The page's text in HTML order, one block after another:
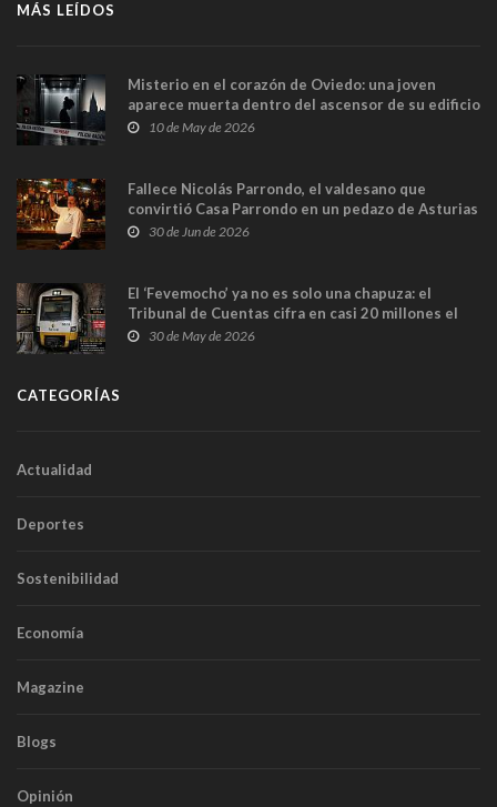
MÁS LEÍDOS
Misterio en el corazón de Oviedo: una joven
aparece muerta dentro del ascensor de su edificio
y las cámaras captan sus últimos minutos
10 de May de 2026
Fallece Nicolás Parrondo, el valdesano que
convirtió Casa Parrondo en un pedazo de Asturias
en Madrid
30 de Jun de 2026
El ‘Fevemocho’ ya no es solo una chapuza: el
Tribunal de Cuentas cifra en casi 20 millones el
sobrecoste de los trenes que no cabían por los
30 de May de 2026
CATEGORÍAS
Actualidad
Deportes
Sostenibilidad
Economía
Magazine
Blogs
Opinión